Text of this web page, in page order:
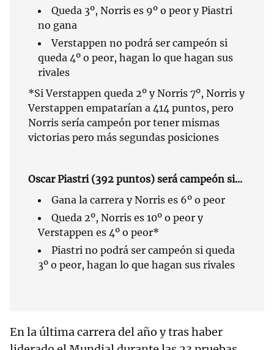
Queda 3º, Norris es 9º o peor y Piastri
no gana
Verstappen no podrá ser campeón si
queda 4º o peor, hagan lo que hagan sus
rivales
*Si Verstappen queda 2º y Norris 7º, Norris y
Verstappen empatarían a 414 puntos, pero
Norris sería campeón por tener mismas
victorias pero más segundas posiciones
Oscar Piastri (392 puntos) será campeón si...
Gana la carrera y Norris es 6º o peor
Queda 2º, Norris es 10º o peor y
Verstappen es 4º o peor*
Piastri no podrá ser campeón si queda
3º o peor, hagan lo que hagan sus rivales
En la última carrera del año y tras haber